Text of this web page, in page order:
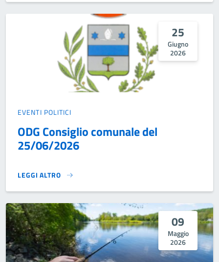
25
Giugno
2026
EVENTI POLITICI
ODG Consiglio comunale del
25/06/2026
LEGGI ALTRO
ODG CONSIGLIO COMUNALE DEL 25/06/2026}
09
Maggio
2026